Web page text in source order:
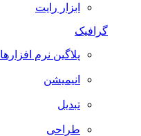
ابزار رایت
گرافیک
پلاگین نرم افزارها
انیمیشن
تبدیل
طراحی